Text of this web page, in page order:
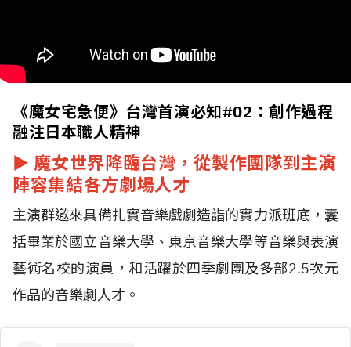
《魔女宅急便》台灣首演必知#02：創作過程
融注日本職人精神
► 魔女世界降臨台灣，從製作團隊到主演
陣容集結各方劇場人才
主演群邀來具備扎實音樂戲劇造詣的實力派班底，囊
括畢業於國立音樂大學、東京音樂大學等音樂與表演
藝術名校的演員，和活躍於四季劇團及多部2.5次元
作品的音樂劇人才。